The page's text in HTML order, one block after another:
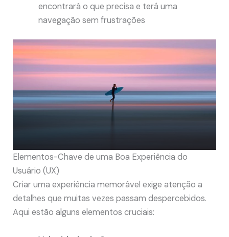
encontrará o que precisa e terá uma
navegação sem frustrações
Elementos-Chave de uma Boa Experiência do
Usuário (UX)
Criar uma experiência memorável exige atenção a
detalhes que muitas vezes passam despercebidos.
Aqui estão alguns elementos cruciais: